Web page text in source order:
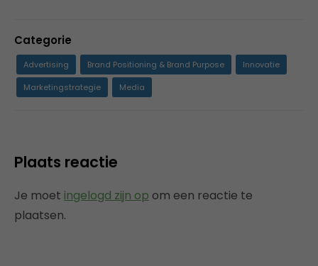
Categorie
Advertising Brand Positioning & Brand Purpose
Innovatie
Marketingstrategie
Media
Plaats reactie
Je moet ingelogd zijn op om een reactie te
plaatsen.